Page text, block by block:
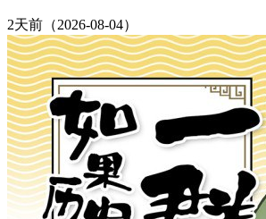
2天前 （2026-08-04）